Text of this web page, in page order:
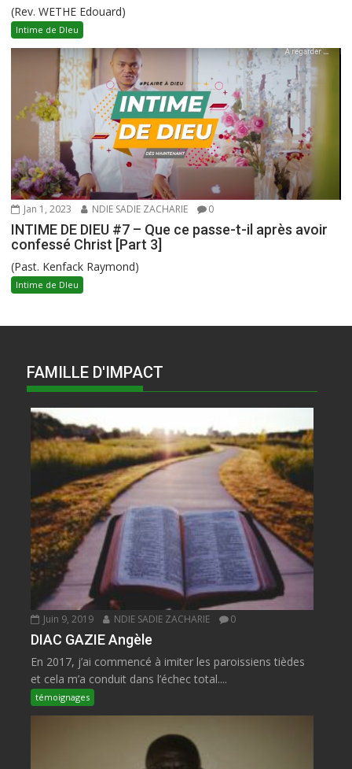
(Rev. WETHE Edouard)
Intime de DIeu
Jan 1, 2023 NDIE SADIE ZACHARIE 0
INTIME DE DIEU #7 – Que ce passe-t-il après avoir
confessé Christ [Part 3]
(Past. Kenfack Raymond)
Intime de DIeu
FAMILLE D'IMPACT
Juin 9, 2019 NDIE SADIE ZACHARIE 0
DIAC GAZIE Angèle
En 2017, j’ai commencé à imiter les paroissiens tièdes
et cela m’a conduit dans l’échec total....
témoignages